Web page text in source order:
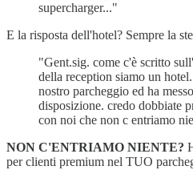
supercharger..."
E la risposta dell'hotel? Sempre la
"Gent.sig. come c'è scritto
della reception siamo un
nostro parcheggio ed ha
disposizione. credo dobbiate
con noi che non c entriamo
NON C'ENTRIAMO NIENTE?
per clienti premium nel TUO